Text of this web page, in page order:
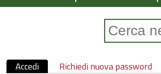
Accedi (scheda attiva)
Richiedi nuova password